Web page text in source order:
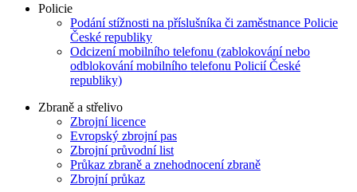
Policie
Podání stížnosti na příslušníka či zaměstnance Policie
České republiky
Odcizení mobilního telefonu (zablokování nebo
odblokování mobilního telefonu Policií České
republiky)
Zbraně a střelivo
Zbrojní licence
Evropský zbrojní pas
Zbrojní průvodní list
Průkaz zbraně a znehodnocení zbraně
Zbrojní průkaz